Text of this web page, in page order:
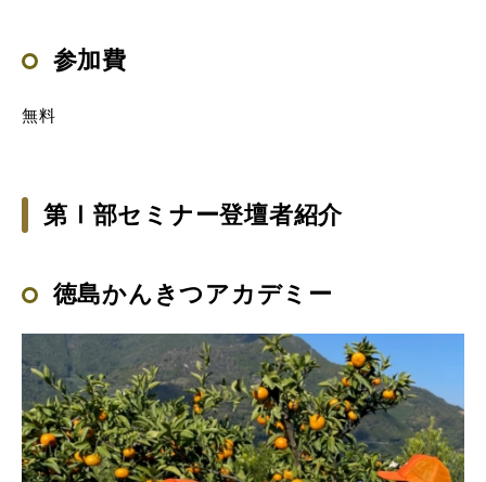
参加費
無料
第Ⅰ部セミナー登壇者紹介
徳島かんきつアカデミー